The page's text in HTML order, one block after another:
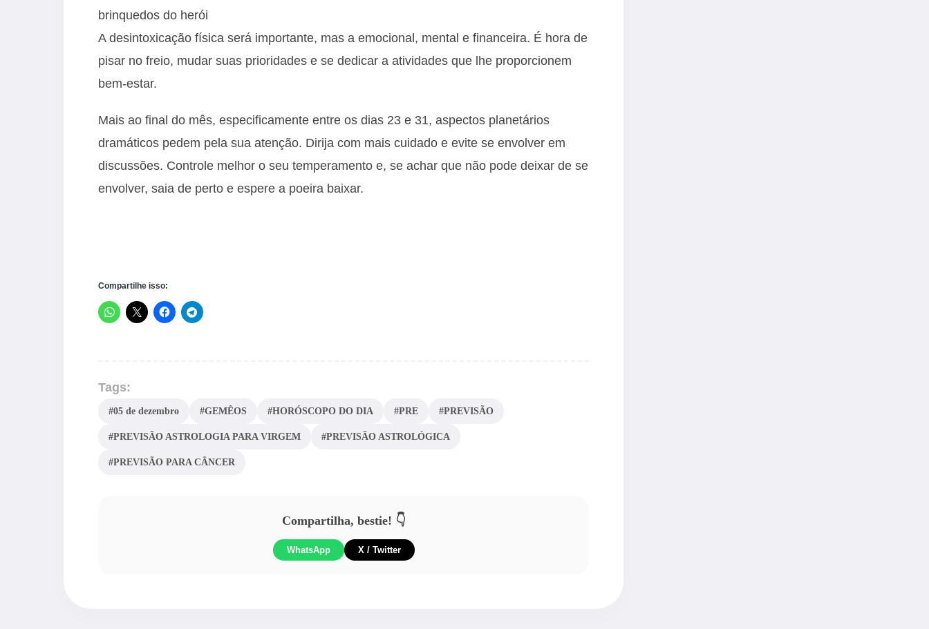
brinquedos do herói
A desintoxicação física será importante, mas a emocional, mental e financeira. É hora de
pisar no freio, mudar suas prioridades e se dedicar a atividades que lhe proporcionem
bem-estar.
Mais ao final do mês, especificamente entre os dias 23 e 31, aspectos planetários
dramáticos pedem pela sua atenção. Dirija com mais cuidado e evite se envolver em
discussões. Controle melhor o seu temperamento e, se achar que não pode deixar de se
envolver, saia de perto e espere a poeira baixar.
Compartilhe isso:
Tags:
#05 de dezembro #GEMÊOS #HORÓSCOPO DO DIA #PRE #PREVISÃO
#PREVISÃO ASTROLOGIA PARA VIRGEM #PREVISÃO ASTROLÓGICA
#PREVISÃO PARA CÂNCER
Compartilha, bestie! 👇
WhatsApp X / Twitter